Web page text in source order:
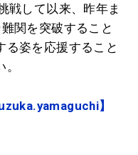
戦して以来、昨年ま
関を突破すること
る姿を応援すること
】